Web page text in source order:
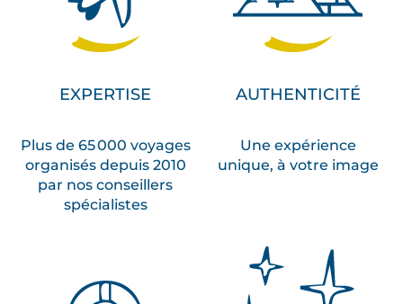
EXPERTISE
Plus de 65 000 voyages
organisés depuis 2010
par nos conseillers
spécialistes
AUTHENTICITÉ
Une expérience
unique, à votre image